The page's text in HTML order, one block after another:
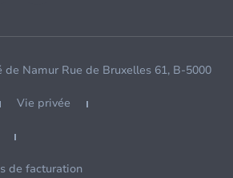
de Namur Rue de Bruxelles 61, B-5000
Vie privée
de facturation